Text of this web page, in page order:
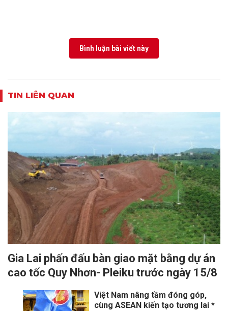
Bình luận bài viết này
TIN LIÊN QUAN
Gia Lai phấn đấu bàn giao mặt bằng dự án
cao tốc Quy Nhơn- Pleiku trước ngày 15/8
Việt Nam nâng tầm đóng góp,
cùng ASEAN kiến tạo tương lai *